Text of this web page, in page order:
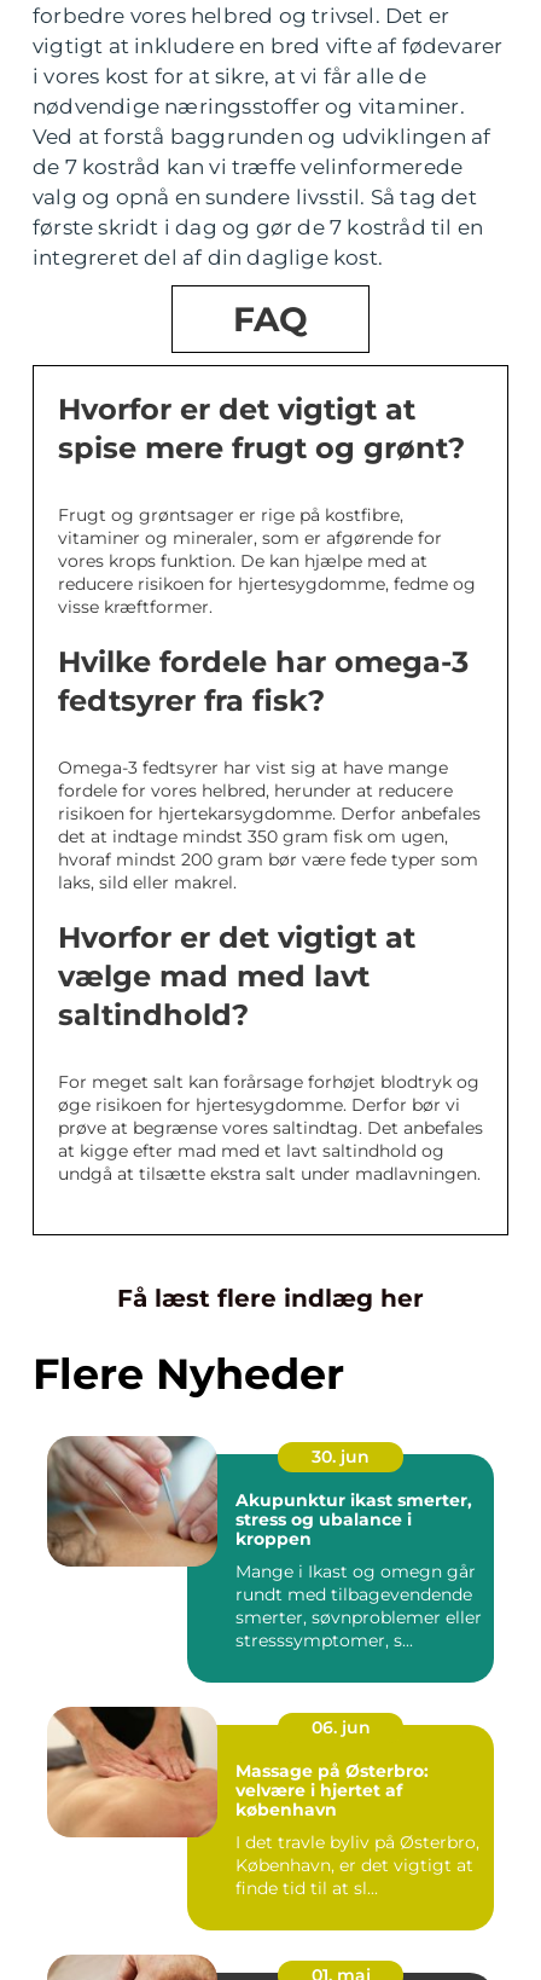
forbedre vores helbred og trivsel. Det er
vigtigt at inkludere en bred vifte af fødevarer
i vores kost for at sikre, at vi får alle de
nødvendige næringsstoffer og vitaminer.
Ved at forstå baggrunden og udviklingen af
de 7 kostråd kan vi træffe velinformerede
valg og opnå en sundere livsstil. Så tag det
første skridt i dag og gør de 7 kostråd til en
integreret del af din daglige kost.
FAQ
Hvorfor er det vigtigt at
spise mere frugt og grønt?
Frugt og grøntsager er rige på kostfibre,
vitaminer og mineraler, som er afgørende for
vores krops funktion. De kan hjælpe med at
reducere risikoen for hjertesygdomme, fedme og
visse kræftformer.
Hvilke fordele har omega-3
fedtsyrer fra fisk?
Omega-3 fedtsyrer har vist sig at have mange
fordele for vores helbred, herunder at reducere
risikoen for hjertekarsygdomme. Derfor anbefales
det at indtage mindst 350 gram fisk om ugen,
hvoraf mindst 200 gram bør være fede typer som
laks, sild eller makrel.
Hvorfor er det vigtigt at
vælge mad med lavt
saltindhold?
For meget salt kan forårsage forhøjet blodtryk og
øge risikoen for hjertesygdomme. Derfor bør vi
prøve at begrænse vores saltindtag. Det anbefales
at kigge efter mad med et lavt saltindhold og
undgå at tilsætte ekstra salt under madlavningen.
Få læst flere indlæg her
Flere Nyheder
30. jun
Akupunktur ikast smerter,
stress og ubalance i
kroppen
Mange i Ikast og omegn går
rundt med tilbagevendende
smerter, søvnproblemer eller
stresssymptomer, s...
06. jun
Massage på Østerbro:
velvære i hjertet af
københavn
I det travle byliv på Østerbro,
København, er det vigtigt at
finde tid til at sl...
01. maj